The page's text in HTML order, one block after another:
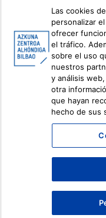
Información legal
Las cookies
personalizar
ofrecer
el tráfico.
sobre el uso
nuestros
y análisis
otra
que hayan
hecho de sus